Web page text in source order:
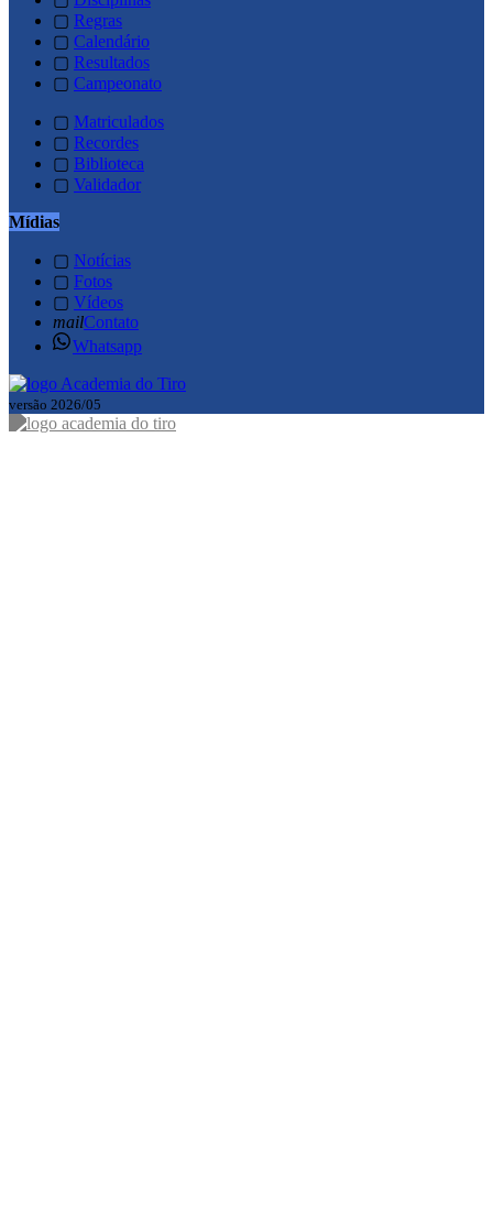
▢ Regras
▢ Calendário
▢ Resultados
▢ Campeonato
▢ Matriculados
▢ Recordes
▢ Biblioteca
▢ Validador
Mídias
▢ Notícias
▢ Fotos
▢ Vídeos
mailContato
Whatsapp
versão 2026/05